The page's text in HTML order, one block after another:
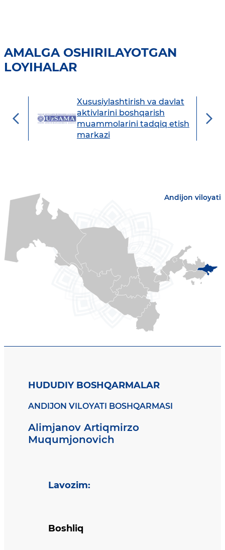
AMALGA OSHIRILAYOTGAN
LOYIHALAR
Xususiylashtirish va davlat
aktivlarini boshqarish
muammolarini tadqiq etish
markazi
Andijon viloyati
HUDUDIY BOSHQARMALAR
ANDIJON VILOYATI BOSHQARMASI
Alimjanov Artiqmirzo
Muqumjonovich
Lavozim:
Boshliq